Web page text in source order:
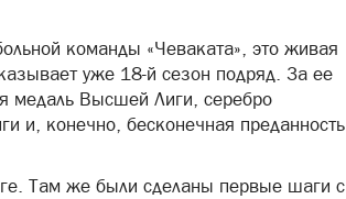
команды «Чеваката», это живая
уже 18-й сезон подряд. За ее
медаль Высшей Лиги, серебро
и, конечно, бесконечная преданность
Там же были сделаны первые шаги с